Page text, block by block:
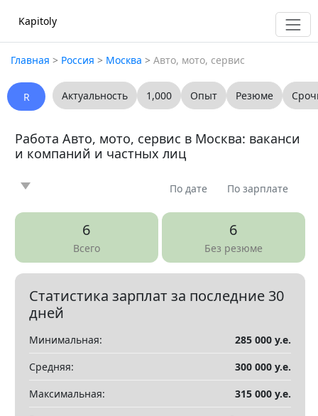
Kapitoly
Главная > Россия > Москва > Авто, мото, сервис
R Актуальность 1,000 Опыт Резюме
Работа Авто, мото, сервис в Москва: ваканси
и компаний и частных лиц
Новость 0 Статья 0 Предлагаю 0 Ищу 0
Показать все разделы▼
По дате По зарплате
6
Всего
6
Без резюме
Статистика зарплат за последние 30
дней
Минимальная:
285 000 у.е.
Средняя:
300 000 у.е.
Максимальная:
315 000 у.е.